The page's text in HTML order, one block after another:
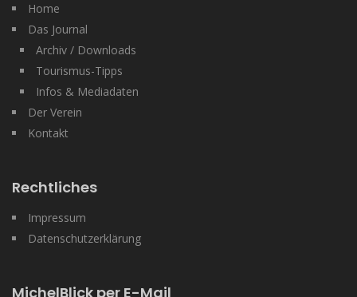
Home
Das Journal
Archiv / Downloads
Tourismus-Tipps
Infos & Mediadaten
Der Verein
Kontakt
Rechtliches
Impressum
Datenschutzerklärung
MichelBlick per E-Mail